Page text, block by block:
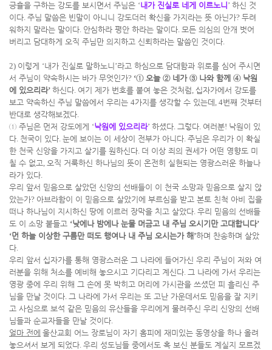
긍휼을 구하는 강도를 보시면서 주님은 ‘내가 진실로 네게 이르노니 ’ 하신 것
이다. 주님 말씀은 빈말이 아니니 강도더러 확신을 가지라는 뜻 아닌가? 두려
워하지 말라는 말이다. 안심하라 평안 하라는 말이다. 모든 의심의 안개 벗어
버리고 담대하게 오직 주님만 의지하고 신뢰하라는 말씀인 것이다.
2) 이렇게 ‘내가 진실로 말하노니 ’라고 하심으로 담대함과 위로를 심어 주시면
서 주님이 약속하시는 바가 무엇인가? ‘① 오늘 ② 네가 ③ 나와 함께 ④ 낙원
에 있으리라’ 하신다. 여기 제가 번호를 붙여 놓은 것처럼, 십자가에서 강도를
보고 약속하신 주님 말씀에서 우리는 4가지를 생각할 수 있는데 , 4번째 것부터
반대로 생각해보겠다.
① 주님은 먼저 강도에게 ‘낙원에 있으리라’ 하셨다. 그렇다. 여러분! 낙원이 있
다. 천국이 있다. 눈에 보이는 이 세상이 전부가 아니다. 주님은 우리가 이 확실
한 천국 신앙을 가지고 살기를 원하신다. 더 이상 죄의 권세가 어떤 영향도 미
칠 수 없고, 오직 거룩하신 하나님의 뜻이 온전히 실현되는 영광스러운 하늘나
라가 있다.
우리 앞서 믿음으로 살았던 신앙의 선배들이 이 천국 소망과 믿음으로 살지 않
았는가? 아브라함이 이 믿음으로 살았기에 부르심을 받고 본토 친척 아비 집을
떠나 하나님이 지시하신 땅에 이르러 장막을 치고 살았다. 우리 믿음의 선배들
도 이 소망 붙들고 ‘낮에나 밤에나 눈물 머금고 내 주님 오시기만 고대합니다’
‘먼 하늘 이상한 구름만 떠도 행여나 내 주님 오시는가 해 ’하며 찬송하며 살았
다.
우리 앞서 십자가를 통해 영광스러운 그 나라에 들어가신 우리 주님이 저와 여
러분을 위해 처소를 예비해 놓으시고 기다리고 계신다. 그 나라에 가서 우리는
영광 중에 우리 위해 그 손에 못 박히고 머리에 가시관을 쓰셨던 피 흘리신 주
님을 만날 것이다. 그 나라에 가서 우리는 또 고난 가운데서도 믿음을 잘 지키
고 사심으로 보석 같은 믿음의 유산들을 우리에게 물려주신 우리 신앙의 선배
님들과 순교자들을 만날 것이다.
얼마 전에 울산교회 어느 장로님이 자기 홈피에 재미있는 동영상을 하나 올려
놓으셔서 보게 되었다. 우리 성도님들 중에서도 혹 보신 분들도 계실지 모르겠